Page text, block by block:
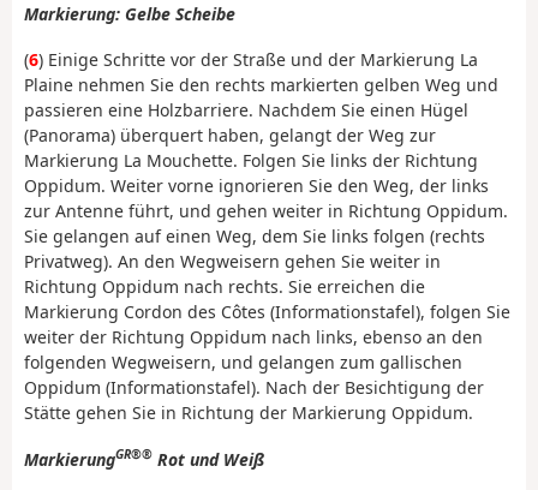
Markierung: Gelbe Scheibe
(6) Einige Schritte vor der Straße und der Markierung La
Plaine nehmen Sie den rechts markierten gelben Weg und
passieren eine Holzbarriere. Nachdem Sie einen Hügel
(Panorama) überquert haben, gelangt der Weg zur
Markierung La Mouchette. Folgen Sie links der Richtung
Oppidum. Weiter vorne ignorieren Sie den Weg, der links
zur Antenne führt, und gehen weiter in Richtung Oppidum.
Sie gelangen auf einen Weg, dem Sie links folgen (rechts
Privatweg). An den Wegweisern gehen Sie weiter in
Richtung Oppidum nach rechts. Sie erreichen die
Markierung Cordon des Côtes (Informationstafel), folgen Sie
weiter der Richtung Oppidum nach links, ebenso an den
folgenden Wegweisern, und gelangen zum gallischen
Oppidum (Informationstafel). Nach der Besichtigung der
Stätte gehen Sie in Richtung der Markierung Oppidum.
MarkierungGR®® Rot und Weiß